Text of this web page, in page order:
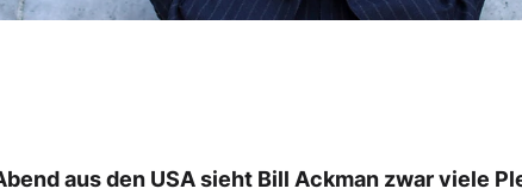
aus den USA sieht Bill Ackman zwar viele